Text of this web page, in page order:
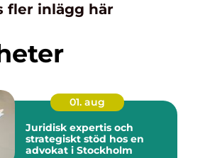
fler inlägg här
01. aug
Juridisk expertis och
strategiskt stöd hos en
advokat i Stockholm